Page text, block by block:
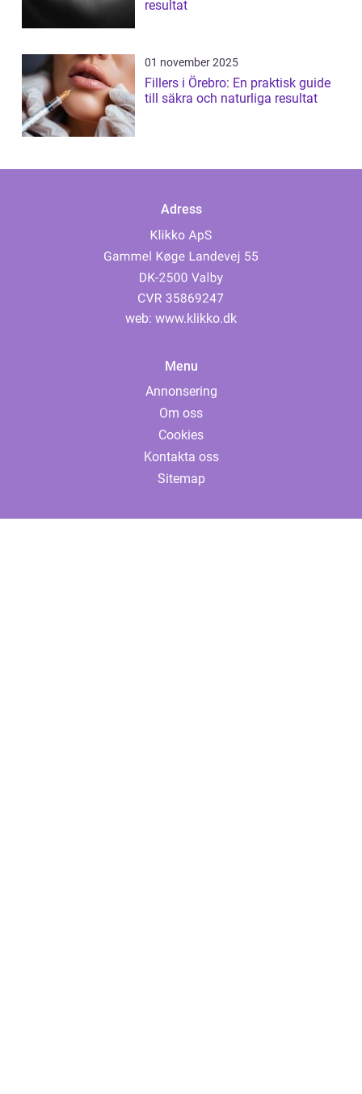
resultat
01 november 2025
Fillers i Örebro: En praktisk guide
till säkra och naturliga resultat
Adress
web: www.klikko.dk
Menu
Annonsering
Om oss
Cookies
Kontakta oss
Sitemap